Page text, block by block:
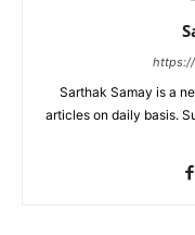
https://
Sarthak Samay is a
articles on daily basis.